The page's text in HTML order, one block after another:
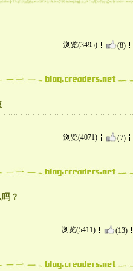
浏览(3495) (8)
浏览(4071) (7)
？
浏览(5411) (13)